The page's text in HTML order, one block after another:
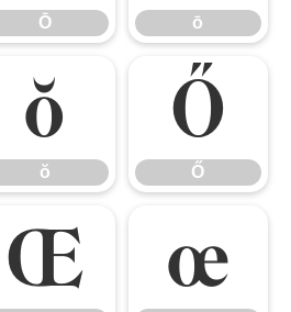
Ō ō
ŏ
ŏ
Ő
Ő
Œ œ